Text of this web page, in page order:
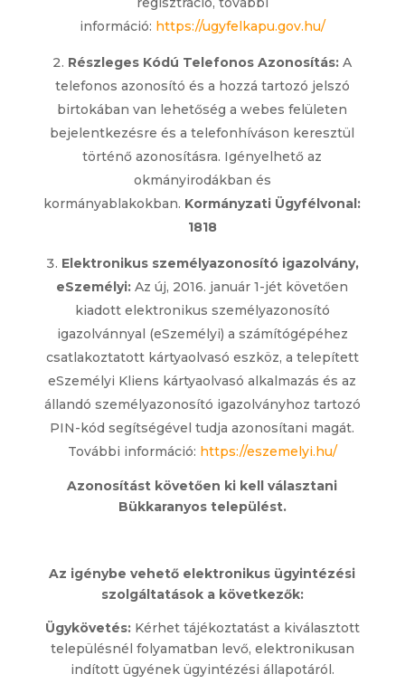
információ: https://ugyfelkapu.gov.hu/
Részleges Kódú Telefonos Azonosítás:A
telefonos azonosító és a hozzá tartozó jelszó
birtokában van lehetőség a webes felületen
bejelentkezésre és a telefonhíváson keresztül
történő azonosításra. Igényelhető az
okmányirodákban és
kormányablakokban. Kormányzati Ügyfélvonal:
1818
Elektronikus személyazonosító igazolvány,
eSzemélyi:Az új, 2016. január 1-jét követően
kiadott elektronikus személyazonosító
igazolvánnyal (eSzemélyi) a számítógépéhez
csatlakoztatott kártyaolvasó eszköz, a telepített
eSzemélyi Kliens kártyaolvasó alkalmazás és az
állandó személyazonosító igazolványhoz tartozó
PIN-kód segítségével tudja azonosítani magát.
További információ: https://eszemelyi.hu/
Azonosítást követően ki kell választani
Bükkaranyos települést.
Az igénybe vehető elektronikus ügyintézési
szolgáltatások a következők:
Ügykövetés:Kérhet tájékoztatást a kiválasztott
településnél folyamatban levő, elektronikusan
indított ügyének ügyintézési állapotáról.